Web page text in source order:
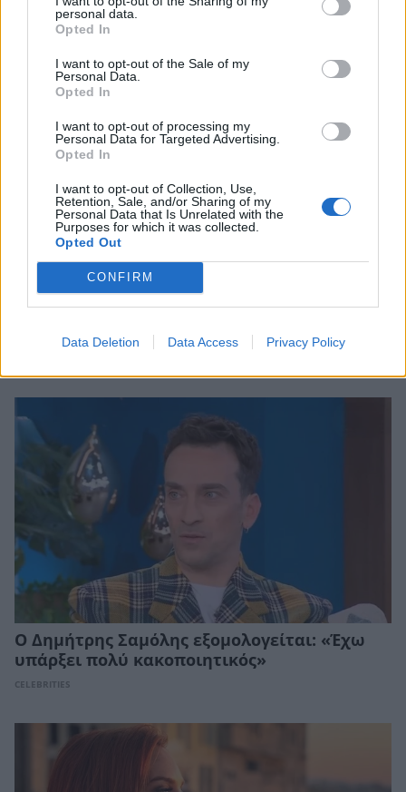
personal data.
Opted In
I want to opt-out of the Sale of my
Personal Data.
Opted In
I want to opt-out of processing my
Personal Data for Targeted Advertising.
Opted In
I want to opt-out of Collection, Use,
Retention, Sale, and/or Sharing of my
Personal Data that Is Unrelated with the
Purposes for which it was collected.
Opted Out
CONFIRM
Data Deletion Data Access Privacy Policy
ΠΕΡΙΣΣΟΤΕΡΑ ΣΤΟ
της Βασίλη και τα στιγμιότυπα στο σκάφος
Ο Δημήτρης Σαμόλης εξομολογείται: «Έχω
υπάρξει πολύ κακοποιητικός»
CELEBRITIES